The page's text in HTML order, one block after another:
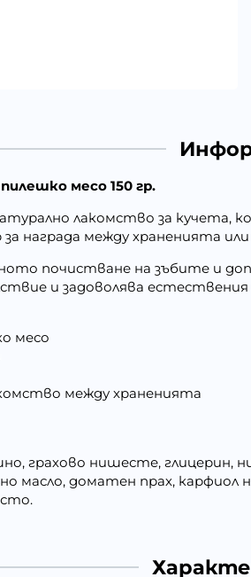
месо 150 гр.
лакомство за
награда между храненията
почистване на зъбите и
и задоволява
месо
между храненията
грахово нишесте,
доматен прах, карфиол